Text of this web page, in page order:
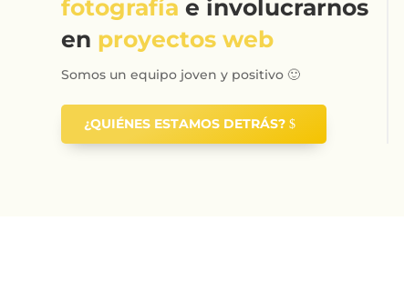
fotografía e involucrarnos
en proyectos web
Somos un equipo joven y positivo 🙂
¿QUIÉNES ESTAMOS DETRÁS?